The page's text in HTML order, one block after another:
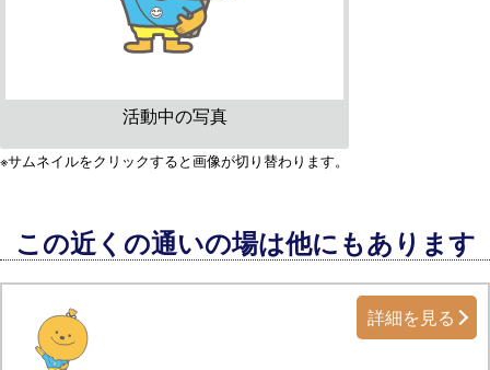
活動中の写真
※サムネイルをクリックすると画像が切り替わります。
この近くの通いの場は他にもあります
詳細を見る